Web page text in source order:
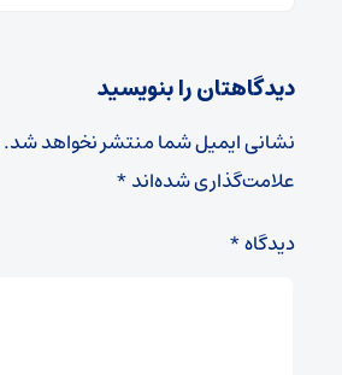
دیدگاهتان را بنویسید
نشانی ایمیل شما منتشر نخواهد شد.
علامت‌گذاری شده‌اند*
دیدگاه*